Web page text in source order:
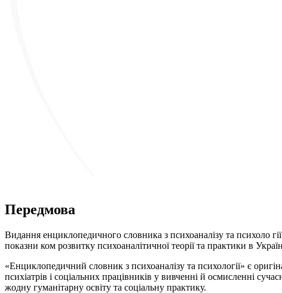
Передмова
Видання енциклопедичного словника з психоаналізу та психоло­
показни­ ком розвитку психоаналітичної теорії та практики в
«Енциклопедичний словник з психоаналізу та психології» є
психіатрів і соціальних працівників у вивченні й осмисленні
жодну гуманітарну освіту та соціальну практику.